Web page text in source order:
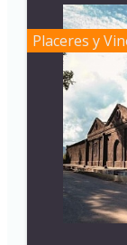
Placeres y